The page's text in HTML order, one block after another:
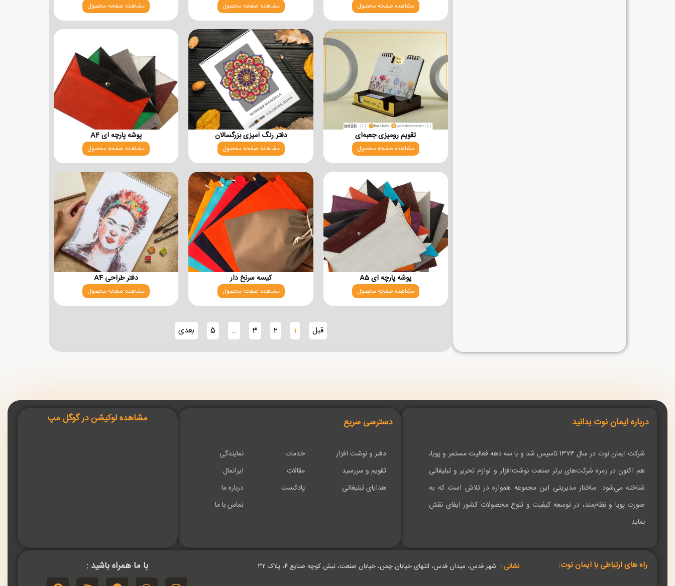
مشاهده صفحه محصول مشاهده صفحه محصول مشاهده صفحه محصول
تقویم رومیزی جعبه‌ای
مشاهده صفحه محصول
دفتر رنگ آمیزی بزرگسالان
مشاهده صفحه محصول
پوشه پارچه ای A4
مشاهده صفحه محصول
پوشه پارچه ای A5
مشاهده صفحه محصول
کیسه سرنخ دار
مشاهده صفحه محصول
دفتر طراحی A4
مشاهده صفحه محصول
قبل 1
2
3
…
5 بعدی
درباره ایمان نوت بدانید
شرکت ایمان نوت در سال ۱۳۷۳ تاسیس شد و با سه دهه فعالیت مستمر و پویا،
هم اکنون در زمره شرکت‌های برتر صنعت نوشت‌افزار و لوازم تحریر و تبلیغاتی
شناخته می‌شود. ساختار مدیریتی این مجموعه همواره در تلاش است که به
صورت پویا و نظام‌مند، در توسعه کیفیت و تنوع محصولات کشور ایفای نقش
نماید.
دسترسی سریع
دفتر و نوشت افزار
تقویم و سررسید
هدایای تبلیغاتی
خدمات
مقالات
پادکست
نمایندگی
ایرانمال
درباره ما
تماس با ما
مشاهده لوکیشن در گوگل مپ
راه های ارتباطی با ایمان نوت: نشانی : شهر قدس، میدان قدس، انتهای خیابان چمن، خیابان صنعت، نبش کوچه صنایع ۴، پلاک ۳۲ با ما همراه باشید :
I
W
T
E
P